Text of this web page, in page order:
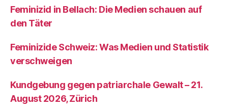
Feminizid in Bellach: Die Medien schauen auf
den Täter
Feminizide Schweiz: Was Medien und Statistik
verschweigen
Kundgebung gegen patriarchale Gewalt – 21.
August 2026, Zürich